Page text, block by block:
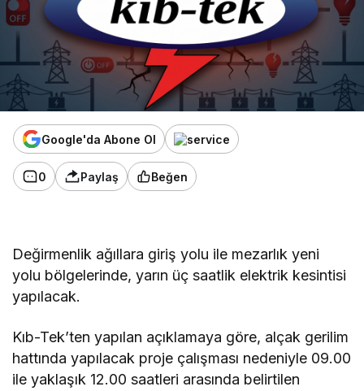
Google'da Abone Ol
0 Paylaş Beğen
Değirmenlik ağıllara giriş yolu ile mezarlık yeni
yolu bölgelerinde, yarın üç saatlik elektrik kesintisi
yapılacak.
Kıb-Tek’ten yapılan açıklamaya göre, alçak gerilim
hattında yapılacak proje çalışması nedeniyle 09.00
ile yaklaşık 12.00 saatleri arasında belirtilen